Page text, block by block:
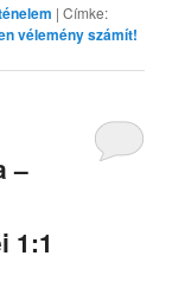
|Címke:
vélemény számít!
–
1:1